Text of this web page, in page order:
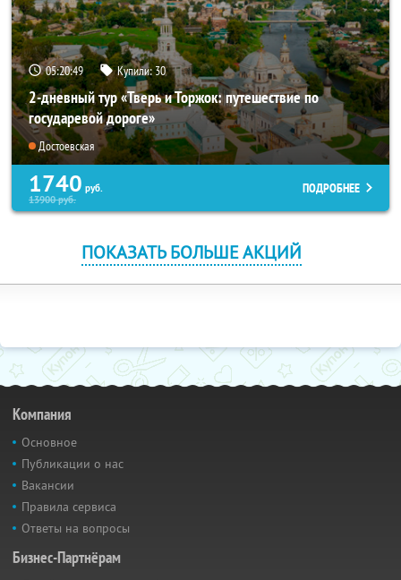
05:20:48 Купили:30
2-дневный тур «Тверь и Торжок: путешествие по
государевой дороге»
Достоевская
1740 руб.
13900руб.
ПОДРОБНЕЕ
ПОКАЗАТЬ БОЛЬШЕ АКЦИЙ
Компания
Основное
Публикации о нас
Вакансии
Правила сервиса
Ответы на вопросы
Бизнес-Партнёрам